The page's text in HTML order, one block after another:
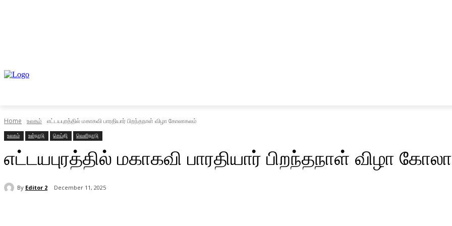
Home உலகம் எட்டயபுரத்தில் மகாகவி பாரதியார் பிறந்தநாள் விழா கோலாகலம்
உலகம் உள்நாடு செய்தி வெளிநாடு
எட்டயபுரத்தில் மகாகவி பாரதியார் பிறந்தநாள் விழா
By Editor 2 December 11, 2025